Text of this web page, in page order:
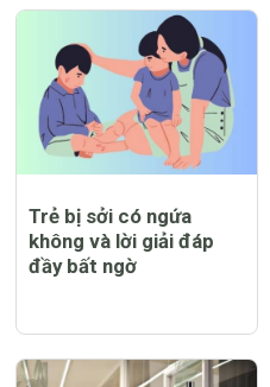
Trẻ bị sởi có ngứa
không và lời giải đáp
đầy bất ngờ